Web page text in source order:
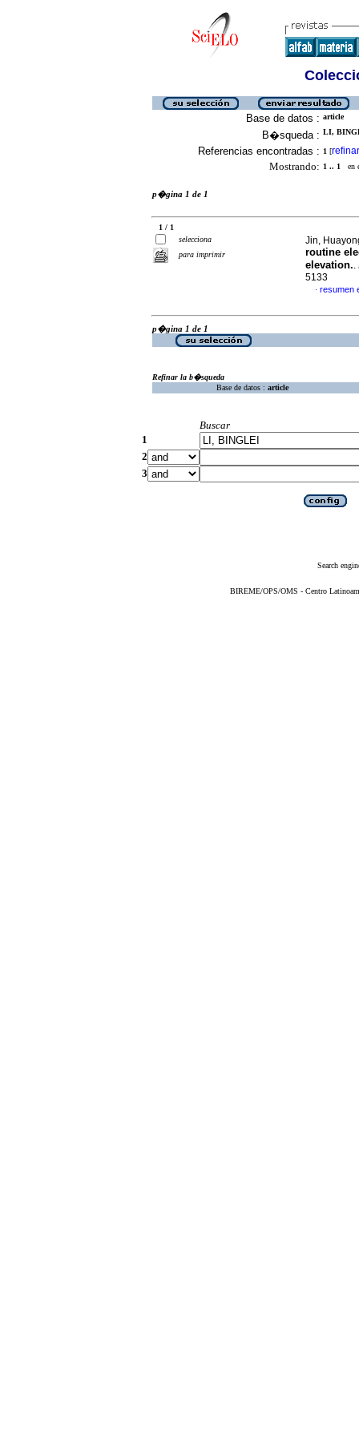
Base de datos : article
B�squeda : LI,
Referencias encontradas : 1 [refinar
Mostrando: 1 .. 1 en
p�gina 1 de 1
1 / 1
selecciona
para imprimir
Jin,
routine
elevation..
5133
· resumen
p�gina 1 de 1
Refinar la b�squeda
Base de datos : article
Buscar
1
2
3
Search
BIREME/OPS/OMS - Centro